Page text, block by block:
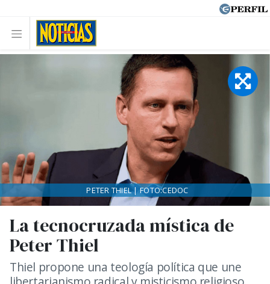
La tecnocruzada mística de
Peter Thiel
Thiel propone una teología política que une
PETER THIEL | FOTO:CEDOC